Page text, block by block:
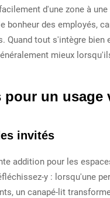
d'une zone à
bonheur des employés,
Quand tout s'intègre
mieux
un usage
invités
addition pour les
y : lorsqu'une
un canapé-lit